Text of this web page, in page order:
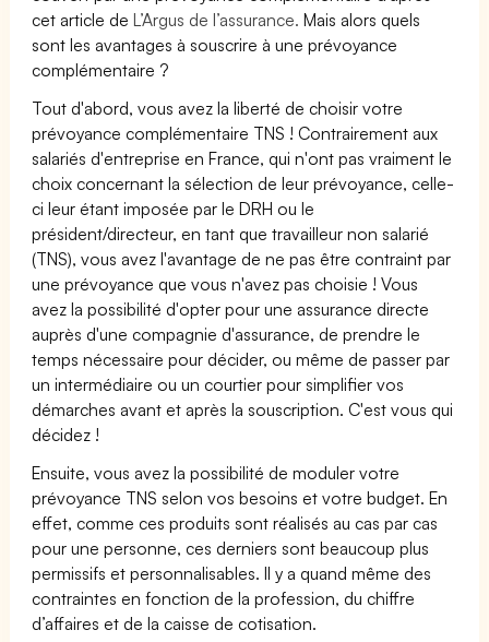
cet article deL’Argus de l’assurance. Mais alors quels
sont les avantages à souscrire à une prévoyance
complémentaire ?
Tout d'abord, vous avez la liberté de choisir votre
prévoyance complémentaire TNS ! Contrairement aux
salariés d'entreprise en France, qui n'ont pas vraiment le
choix concernant la sélection de leur prévoyance, celle-
ci leur étant imposée par le DRH ou le
président/directeur, en tant que travailleur non salarié
(TNS), vous avez l'avantage de ne pas être contraint par
une prévoyance que vous n'avez pas choisie ! Vous
avez la possibilité d'opter pour une assurance directe
auprès d'une compagnie d'assurance, de prendre le
temps nécessaire pour décider, ou même de passer par
un intermédiaire ou un courtier pour simplifier vos
démarches avant et après la souscription. C'est vous qui
décidez !
Ensuite, vous avez la possibilité de moduler votre
prévoyance TNS selon vos besoins et votre budget. En
effet, comme ces produits sont réalisés au cas par cas
pour une personne, ces derniers sont beaucoup plus
permissifs et personnalisables. Il y a quand même des
contraintes en fonction de la profession, du chiffre
d’affaires et de la caisse de cotisation.